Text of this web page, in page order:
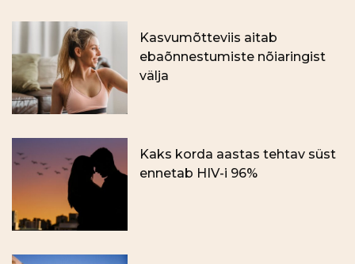
Kasvumõtteviis aitab
ebaõnnestumiste nõiaringist
välja
Kaks korda aastas tehtav süst
ennetab HIV-i 96%